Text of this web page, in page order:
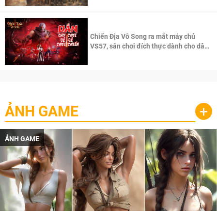
Chiến Địa Vô Song ra mắt máy chủ
VS57, sân chơi đích thực dành cho dân
ẢNH GAME +
ẢNH GAME